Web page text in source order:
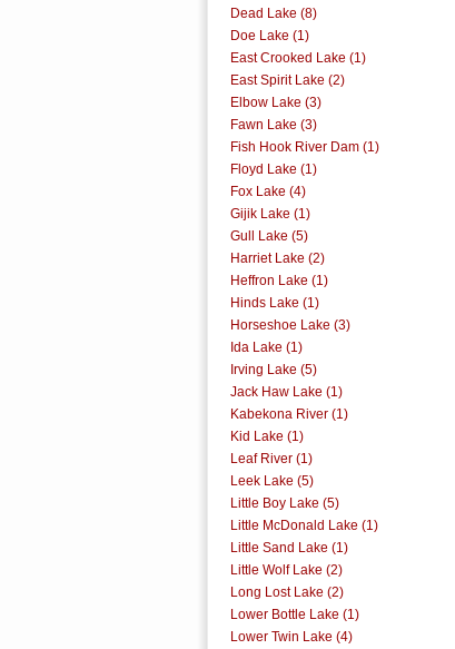
Dead Lake (8)
Doe Lake (1)
East Crooked Lake (1)
East Spirit Lake (2)
Elbow Lake (3)
Fawn Lake (3)
Fish Hook River Dam (1)
Floyd Lake (1)
Fox Lake (4)
Gijik Lake (1)
Gull Lake (5)
Harriet Lake (2)
Heffron Lake (1)
Hinds Lake (1)
Horseshoe Lake (3)
Ida Lake (1)
Irving Lake (5)
Jack Haw Lake (1)
Kabekona River (1)
Kid Lake (1)
Leaf River (1)
Leek Lake (5)
Little Boy Lake (5)
Little McDonald Lake (1)
Little Sand Lake (1)
Little Wolf Lake (2)
Long Lost Lake (2)
Lower Bottle Lake (1)
Lower Twin Lake (4)